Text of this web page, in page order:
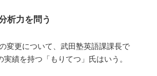
析力を問う
変更について、武田塾英語課課長で
績を持つ「もりてつ」氏はいう。